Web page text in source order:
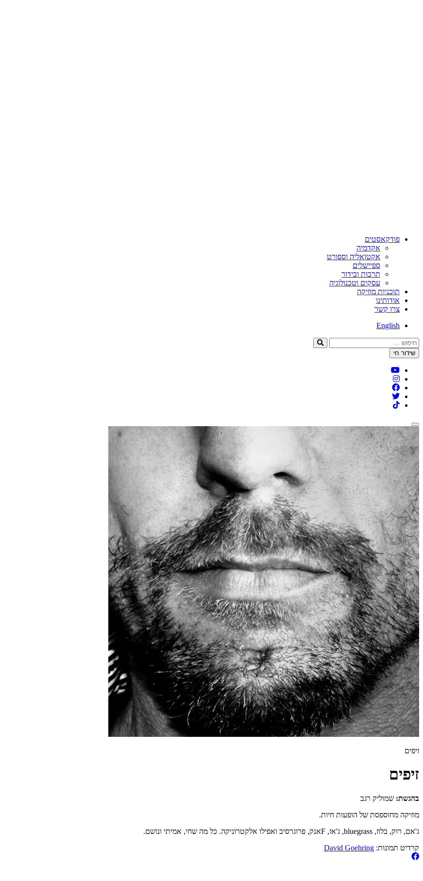
פודקאסטים
אקדמיה
אקטואליה וספורט
ספיישלים
תרבות ובידור
עסקים וטכנולוגיה
תוכניות מוזיקה
אודותינו
צרו קשר
English
חיפוש:
שידור חי
זיפים
זיפים
בהגשת: שמוליק רגב
מוזיקה מחוספסת של הופעות חיות.
ג'אם, רוק, בלוז, bluegrass, ג'אז, Fאנק, פרוגרסיב ואפילו אלקטרוניקה. כל מה שחי, אמיתי ונושם.
קרדיט תמונות: David Goehring